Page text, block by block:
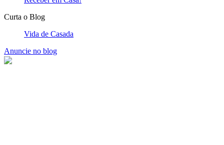
Curta o Blog
Vida de Casada
Anuncie no blog